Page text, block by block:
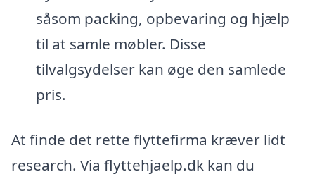
såsom packing, opbevaring og hjælp
til at samle møbler. Disse
tilvalgsydelser kan øge den samlede
pris.
At finde det rette flyttefirma kræver lidt
research. Via flyttehjaelp.dk kan du